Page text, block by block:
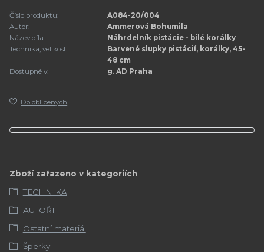
Číslo produktu:
A084-20/004
Autor:
Ammerová Bohumila
Název díla:
Náhrdelník pistácie - bílé korálky
Technika, velikost:
Barvené slupky pistácií, korálky, 45-
48 cm
Dostupné v:
g. AD Praha
Do oblíbených
Zboží zařazeno v kategoriích
TECHNIKA
AUTOŘI
Ostatní materiál
Šperky